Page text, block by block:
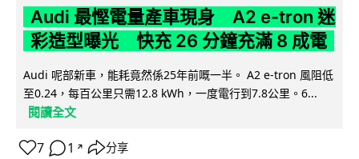
Audi 最慳電量產車現身 A2 e-tron 迷
彩造型曝光 快充 26 分鐘充滿 8 成電
Audi 呢部新車，能耗竟然係25年前嘅一半。 A2 e-tron 風阻低
至0.24，每百公里只需12.8 kWh，一度電行到7.8公里。6...
閱讀全文
7 1 ↗ 分享